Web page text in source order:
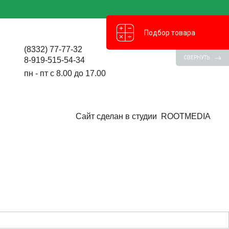
(8332) 77-77-32
8-919-515-54-34
пн - пт с 8.00 до 17.00
Сайт сделан в студии ROOTMEDIA
Подбор товара
СВЕРНУТЬ